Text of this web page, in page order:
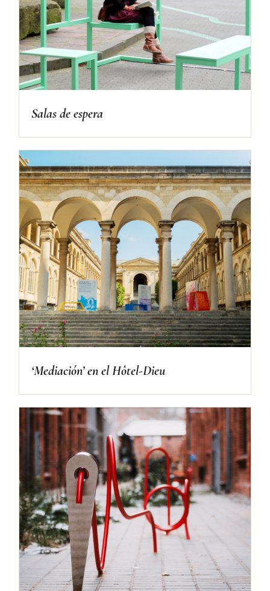
Salas de espera
‘Mediación’ en el Hôtel-Dieu